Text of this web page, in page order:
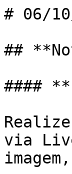
# 06/
##
####
via